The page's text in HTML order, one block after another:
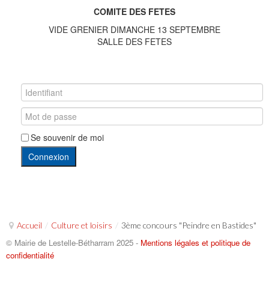
COMITE DES FETES
VIDE GRENIER DIMANCHE 13 SEPTEMBRE
SALLE DES FETES
Se souvenir de moi
Connexion
Accueil / Culture et loisirs / 3ème concours "Peindre en Bastides"
© Mairie de Lestelle-Bétharram 2025 - Mentions légales et politique de
confidentialité